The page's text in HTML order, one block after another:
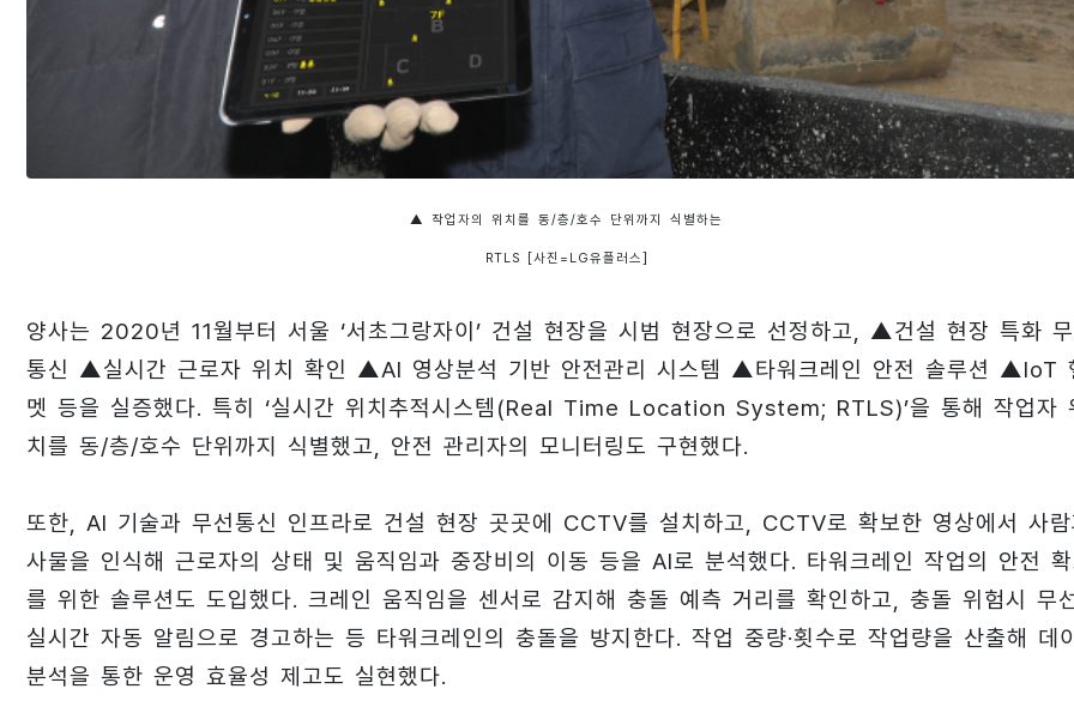
▲ 작업자의 위치를 동/층/호수 단위까지 식별하는
RTLS [사진=LG유플러스]
양사는 2020년 11월부터 서울 ‘서초그랑자이’ 건설 현장을 시범 현장으로 선정하고, ▲건설 현장 특화
통신 ▲실시간 근로자 위치 확인 ▲AI 영상분석 기반 안전관리 시스템 ▲타워크레인 안전 솔루션 ▲IoT
멧 등을 실증했다. 특히 ‘실시간 위치추적시스템(Real Time Location System; RTLS)’을 통해 작업자
치를 동/층/호수 단위까지 식별했고, 안전 관리자의 모니터링도 구현했다.
또한, AI 기술과 무선통신 인프라로 건설 현장 곳곳에 CCTV를 설치하고, CCTV로 확보한 영상에서 사
사물을 인식해 근로자의 상태 및 움직임과 중장비의 이동 등을 AI로 분석했다. 타워크레인 작업의 안전
를 위한 솔루션도 도입했다. 크레인 움직임을 센서로 감지해 충돌 예측 거리를 확인하고, 충돌 위험시 무
실시간 자동 알림으로 경고하는 등 타워크레인의 충돌을 방지한다. 작업 중량·횟수로 작업량을 산출해 데
분석을 통한 운영 효율성 제고도 실현했다.